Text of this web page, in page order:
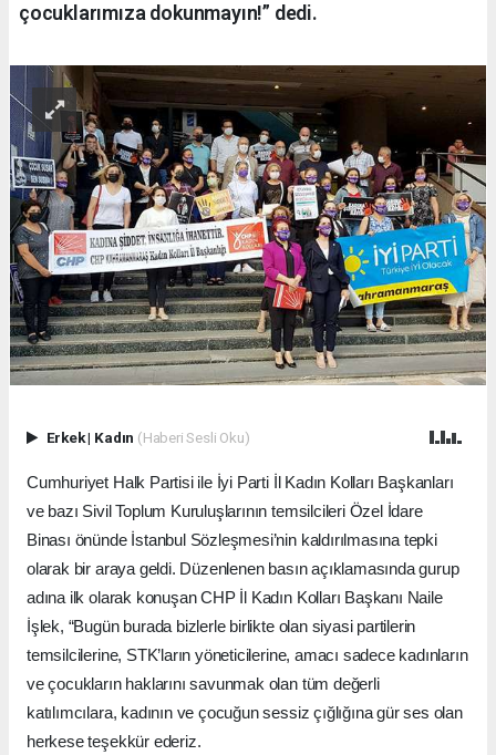
çocuklarımıza dokunmayın!” dedi.
Erkek| Kadın (Haberi Sesli Oku)
Cumhuriyet Halk Partisi ile İyi Parti İl Kadın Kolları Başkanları
ve bazı Sivil Toplum Kuruluşlarının temsilcileri Özel İdare
Binası önünde İstanbul Sözleşmesi’nin kaldırılmasına tepki
olarak bir araya geldi. Düzenlenen basın açıklamasında gurup
adına ilk olarak konuşan CHP İl Kadın Kolları Başkanı Naile
İşlek, “Bugün burada bizlerle birlikte olan siyasi partilerin
temsilcilerine, STK’ların yöneticilerine, amacı sadece kadınların
ve çocukların haklarını savunmak olan tüm değerli
katılımcılara, kadının ve çocuğun sessiz çığlığına gür ses olan
herkese teşekkür ederiz.